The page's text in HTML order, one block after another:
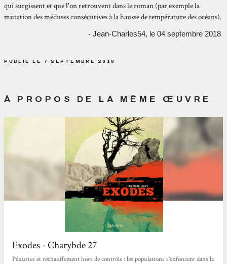
qui surgissent et que l'on retrouvent dans le roman (par exemple la
mutation des méduses consécutives à la hausse de température des océans).
- Jean-Charles54, le 04 septembre 2018
PUBLIÉ LE 7 SEPTEMBRE 2018
À PROPOS DE LA MÊME ŒUVRE
Exodes - Charybde 27
Pénuries et réchauffement hors de contrôle : les populations s’enfoncent dans la